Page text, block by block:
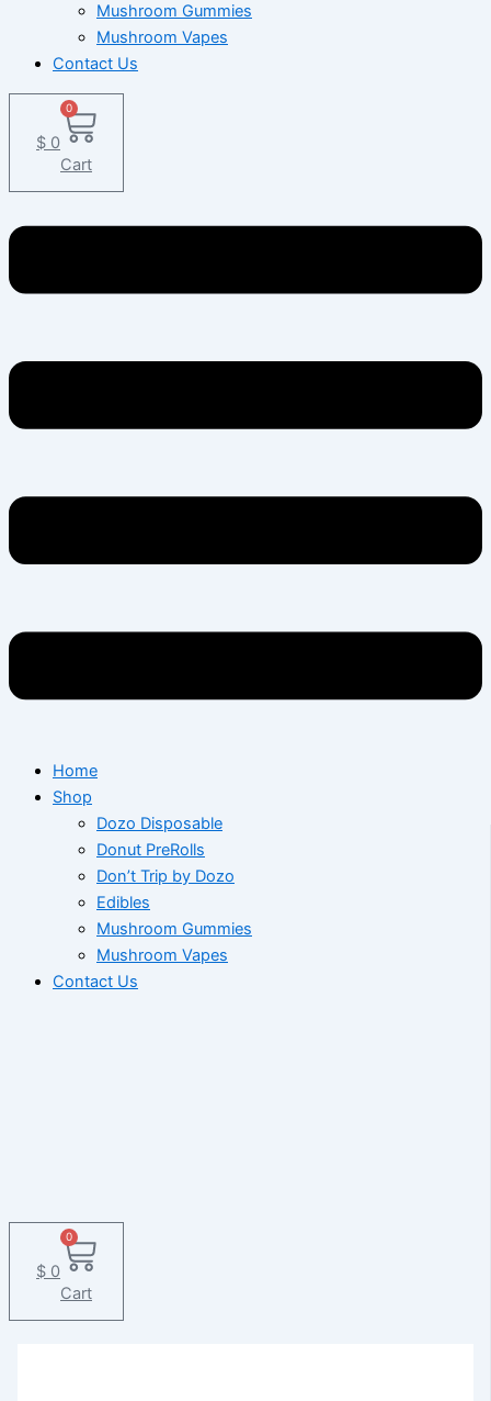
Mushroom Gummies
Mushroom Vapes
Contact Us
$ 0
0
Cart
Home
Shop
Dozo Disposable
Donut PreRolls
Don’t Trip by Dozo
Edibles
Mushroom Gummies
Mushroom Vapes
Contact Us
$ 0
0
Cart